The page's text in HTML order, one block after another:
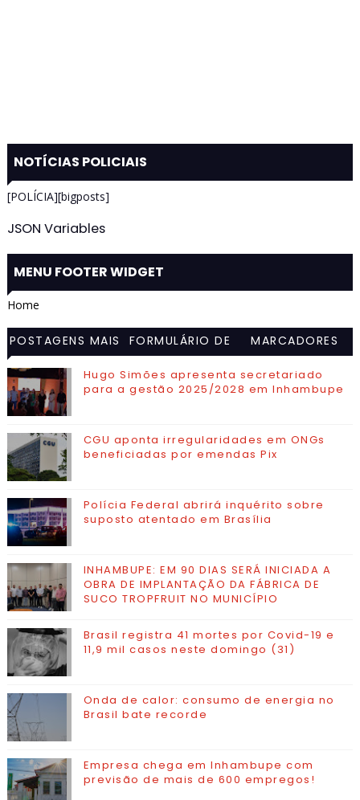
NOTÍCIAS POLICIAIS
[POLÍCIA][bigposts]
JSON Variables
MENU FOOTER WIDGET
Home
POSTAGENS MAIS
VISITADAS
FORMULÁRIO DE
MARCADORES
Hugo Simões apresenta secretariado
para a gestão 2025/2028 em Inhambupe
CGU aponta irregularidades em ONGs
beneficiadas por emendas Pix
Polícia Federal abrirá inquérito sobre
suposto atentado em Brasília
INHAMBUPE: EM 90 DIAS SERÁ INICIADA A
OBRA DE IMPLANTAÇÃO DA FÁBRICA DE
SUCO TROPFRUIT NO MUNICÍPIO
Brasil registra 41 mortes por Covid-19 e
11,9 mil casos neste domingo (31)
Onda de calor: consumo de energia no
Brasil bate recorde
Empresa chega em Inhambupe com
previsão de mais de 600 empregos!